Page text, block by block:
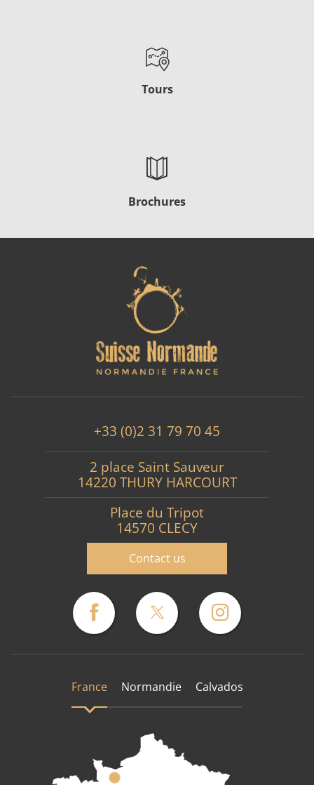
Tours
Brochures
+33 (0)2 31 79 70 45
2 place Saint Sauveur
14220 THURY HARCOURT
Place du Tripot
14570 CLECY
Contact us
France Normandie Calvados